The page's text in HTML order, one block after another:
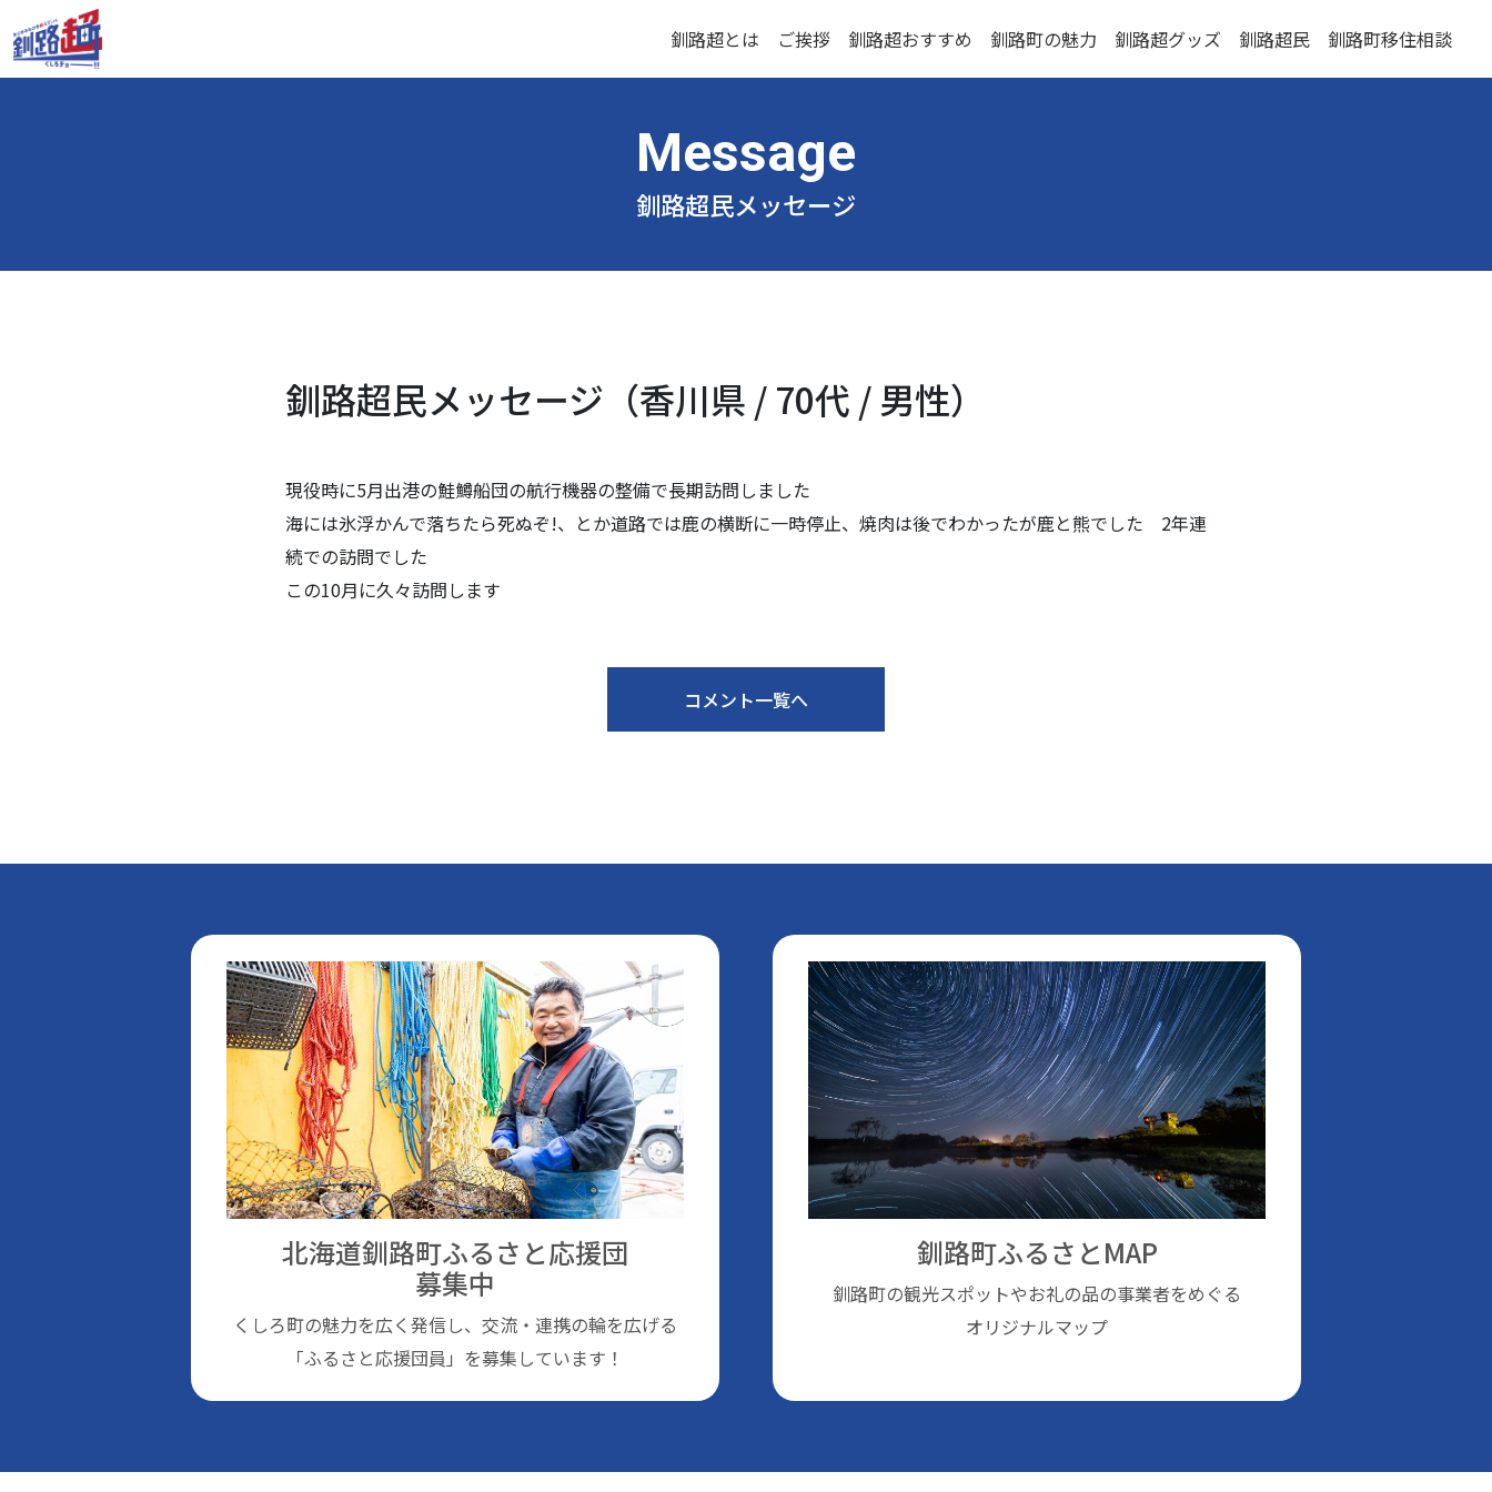
釧路超とは ご挨拶 釧路超おすすめ 釧路町の魅力 釧路超グッズ 釧路超民 釧路町移住相談
釧路超民メッセージ
釧路超民メッセージ（香川県 / 70代 / 男性）
現役時に5月出港の鮭鱒船団の航行機器の整備で長期訪問しました
海には氷浮かんで落ちたら死ぬぞ!、とか道路では鹿の横断に一時停止、焼肉は後でわかったが鹿と熊でした 2年連
続での訪問でした
この10月に久々訪問します
コメント一覧へ
北海道釧路町ふるさと応援団
募集中
くしろ町の魅⼒を広く発信し、交流・連携の輪を広げる
「ふるさと応援団員」を募集しています！
釧路町ふるさとMAP
釧路町の観光スポットやお礼の品の事業者をめぐる
オリジナルマップ